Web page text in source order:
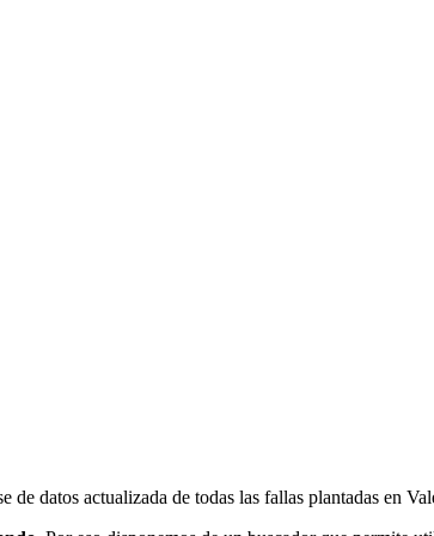
de datos actualizada de todas las fallas plantadas en